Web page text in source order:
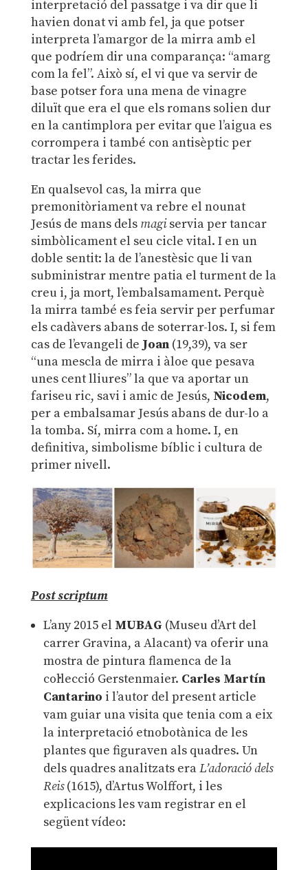
interpretació del passatge i va dir que li
havien donat vi amb fel, ja que potser
interpreta l’amargor de la mirra amb el
que podríem dir una comparança: “amarg
com la fel”. Això sí, el vi que va servir de
base potser fora una mena de vinagre
diluït que era el que els romans solien dur
en la cantimplora per evitar que l’aigua es
corrompera i també con antisèptic per
tractar les ferides.
En qualsevol cas, la mirra que
premonitòriament va rebre el nounat
Jesús de mans dels magiservia per tancar
simbòlicament el seu cicle vital. I en un
doble sentit: la de l’anestèsic que li van
subministrar mentre patia el turment de la
creu i, ja mort, l’embalsamament. Perquè
la mirra també es feia servir per perfumar
els cadàvers abans de soterrar-los. I, si fem
cas de l’evangeli de Joan(19,39), va ser
“una mescla de mirra i àloe que pesava
unes cent lliures” la que va aportar un
fariseu ric, savi i amic de Jesús, Nicodem,
per a embalsamar Jesús abans de dur-lo a
la tomba. Sí, mirra com a home. I, en
definitiva, simbolisme bíblic i cultura de
primer nivell.
Post scriptum
L’any 2015 el MUBAG (Museu d’Art del
carrer Gravina, a Alacant) va oferir una
mostra de pintura flamenca de la
col·lecció Gerstenmaier. Carles Martín
Cantarino i l’autor del present article
vam guiar una visita que tenia com a eix
la interpretació etnobotànica de les
plantes que figuraven als quadres. Un
dels quadres analitzats eraL’adoració dels
Reis(1615), d’Artus Wolffort, i les
explicacions les vam registrar en el
següent vídeo: